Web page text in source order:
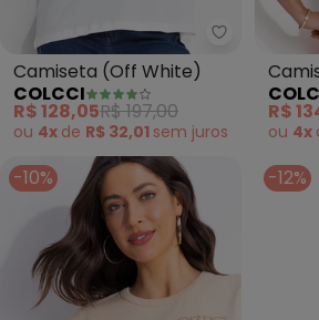
Colcci -
Camiseta (Off White)
COLCCI
R$ 128,05R$ 197,00
ou 4x de R$ 32,01 sem juros
R$
ou 4x
-10% -12%